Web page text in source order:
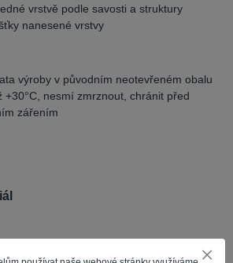
vrstvě podle savosti a struktury
nanesené vrstvy
výroby v původním neotevřeném obalu
+30°C, nesmí zmrznout, chránit před
zářením